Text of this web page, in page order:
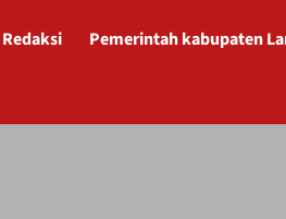
Redaksi Pemerintah kabupaten